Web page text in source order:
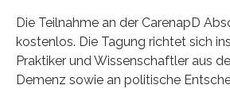
Die Teilnahme an der CarenapD
kostenlos. Die Tagung richtet sich
Praktiker und Wissenschaftler aus
Demenz sowie an politische